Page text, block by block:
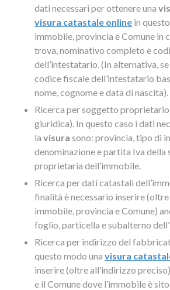
dati necessari per ottenere una
visura catastale online in
immobile, provincia e Comune in
trova, nominativo completo e
dell’intestatario. (In alternativa,
codice fiscale dell’intestatario
nome, cognome e data di nascita).
Ricerca per soggetto proprietario
giuridica). In questo caso i dati
lavisura sono: provincia, tipo di
denominazione e partita Iva della
proprietaria dell’immobile.
Ricerca per dati catastali
finalità è necessario inserire
immobile, provincia e Comune)
foglio, particella e subalterno
Ricerca per indirizzo del
questo modo unavisura
inserire (oltre all’indirizzo
e il Comune dove l’immobile è